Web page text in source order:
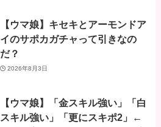
【ウマ娘】キセキとアーモンドア
イのサポカガチャって引きなの
だ？
2026年8月3日
【ウマ娘】「金スキル強い」「白
スキル強い」「更にスキポ2」←